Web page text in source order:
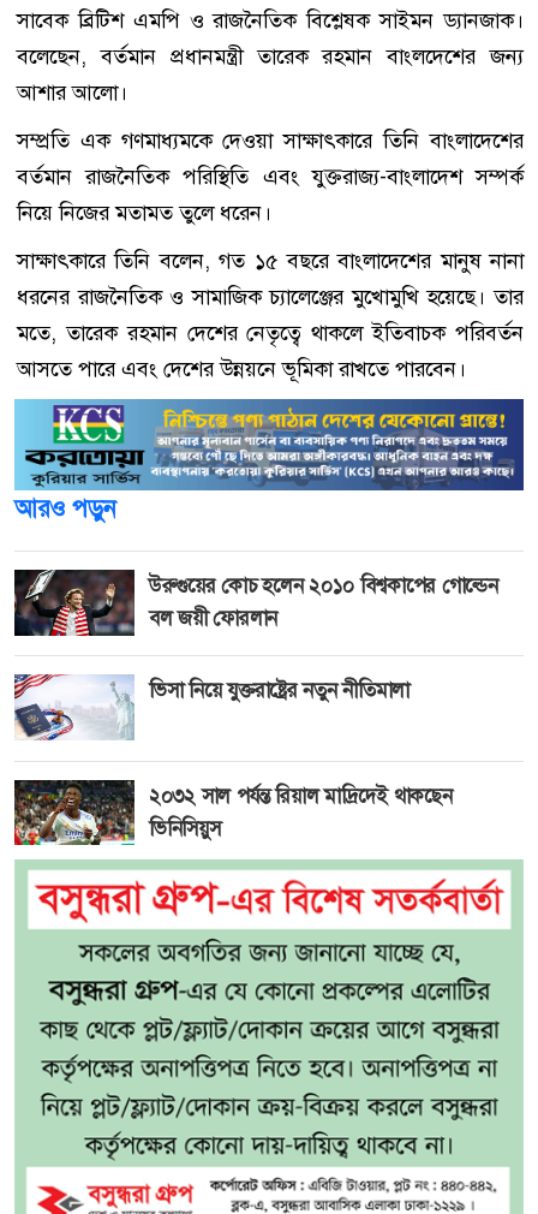
সাবেক ব্রিটিশ এমপি ও রাজনৈতিক বিশ্লেষক সাইমন ড্যানজাক।
বলেছেন, বর্তমান প্রধানমন্ত্রী তারেক রহমান বাংলদেশের জন্য
আশার আলো।
সম্প্রতি এক গণমাধ্যমকে দেওয়া সাক্ষাৎকারে তিনি বাংলাদেশের
বর্তমান রাজনৈতিক পরিস্থিতি এবং যুক্তরাজ্য-বাংলাদেশ সম্পর্ক
নিয়ে নিজের মতামত তুলে ধরেন।
সাক্ষাৎকারে তিনি বলেন, গত ১৫ বছরে বাংলাদেশের মানুষ নানা
ধরনের রাজনৈতিক ও সামাজিক চ্যালেঞ্জের মুখোমুখি হয়েছে। তার
মতে, তারেক রহমান দেশের নেতৃত্বে থাকলে ইতিবাচক পরিবর্তন
আসতে পারে এবং দেশের উন্নয়নে ভূমিকা রাখতে পারবেন।
আরও পড়ুন
উরুগুয়ের কোচ হলেন ২০১০ বিশ্বকাপের গোল্ডেন
বল জয়ী ফোরলান
ভিসা নিয়ে যুক্তরাষ্ট্রের নতুন নীতিমালা
২০৩২ সাল পর্যন্ত রিয়াল মাদ্রিদেই থাকছেন
ভিনিসিয়ুস